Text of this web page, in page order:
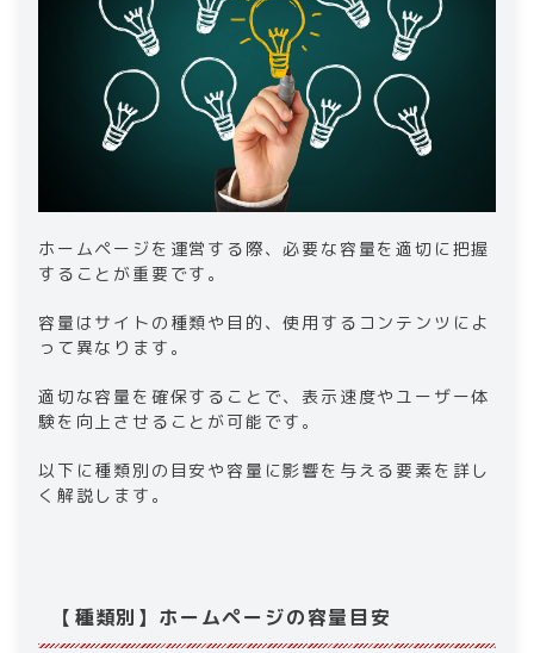
ホームページを運営する際、必要な容量を適切に把握
することが重要です。
容量はサイトの種類や目的、使用するコンテンツによ
って異なります。
適切な容量を確保することで、表示速度やユーザー体
験を向上させることが可能です。
以下に種類別の目安や容量に影響を与える要素を詳し
く解説します。
【種類別】ホームページの容量目安